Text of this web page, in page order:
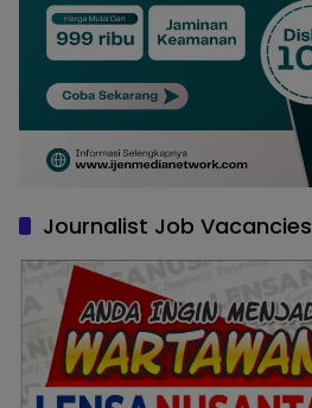
Journalist Job Vacancies